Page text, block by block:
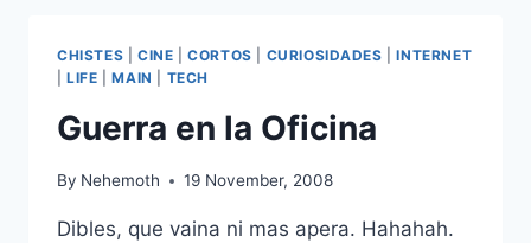
CHISTES CINE |CORTOS CURIOSIDADES |INTERNET
|LIFE |MAIN TECH
Guerra en la Oficina
By Nehemoth 19 November, 2008
Dibles, que vaina ni mas apera. Hahahah.